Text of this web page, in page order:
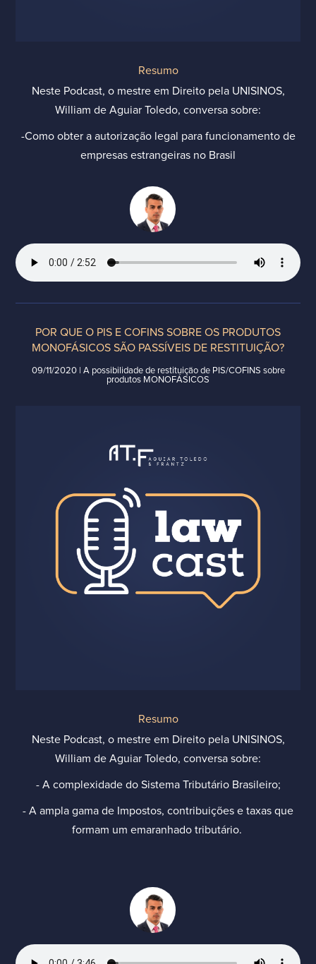
Resumo
Neste Podcast, o mestre em Direito pela UNISINOS,
William de Aguiar Toledo, conversa sobre:
-Como obter a autorização legal para funcionamento de
empresas estrangeiras no Brasil
POR QUE O PIS E COFINS SOBRE OS PRODUTOS
MONOFÁSICOS SÃO PASSÍVEIS DE RESTITUIÇÃO?
09/11/2020 | A possibilidade de restituição de PIS/COFINS sobre
produtos MONOFÁSICOS
Resumo
Neste Podcast, o mestre em Direito pela UNISINOS,
William de Aguiar Toledo, conversa sobre:
- A complexidade do Sistema Tributário Brasileiro;
- A ampla gama de Impostos, contribuições e taxas que
formam um emaranhado tributário.